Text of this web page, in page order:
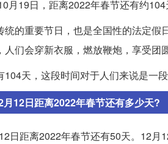
月19日，距离2022年春节还有约
统的重要节日，也是全国性的法定
们会穿新衣服，燃放鞭炮，享受团
104天，这段时间对于人们来说是一
月12日距离2022年春节还有多少天?
日距离2022年春节还有50天。12月